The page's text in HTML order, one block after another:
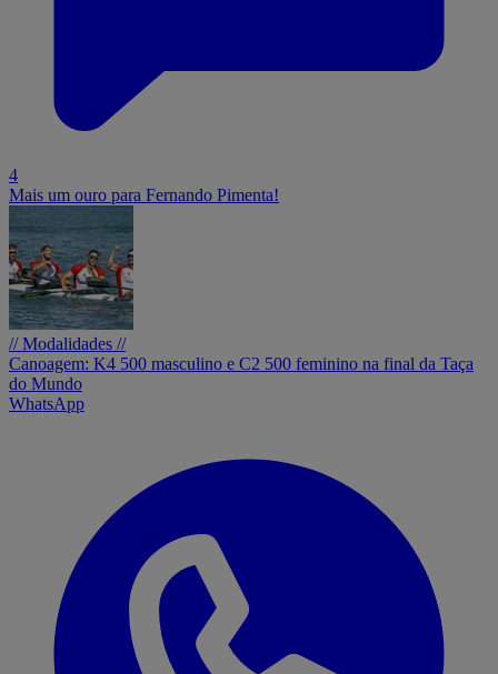
4
Mais um ouro para Fernando Pimenta!
// Modalidades //
Canoagem: K4 500 masculino e C2 500 feminino na final da Taça
do Mundo
WhatsApp